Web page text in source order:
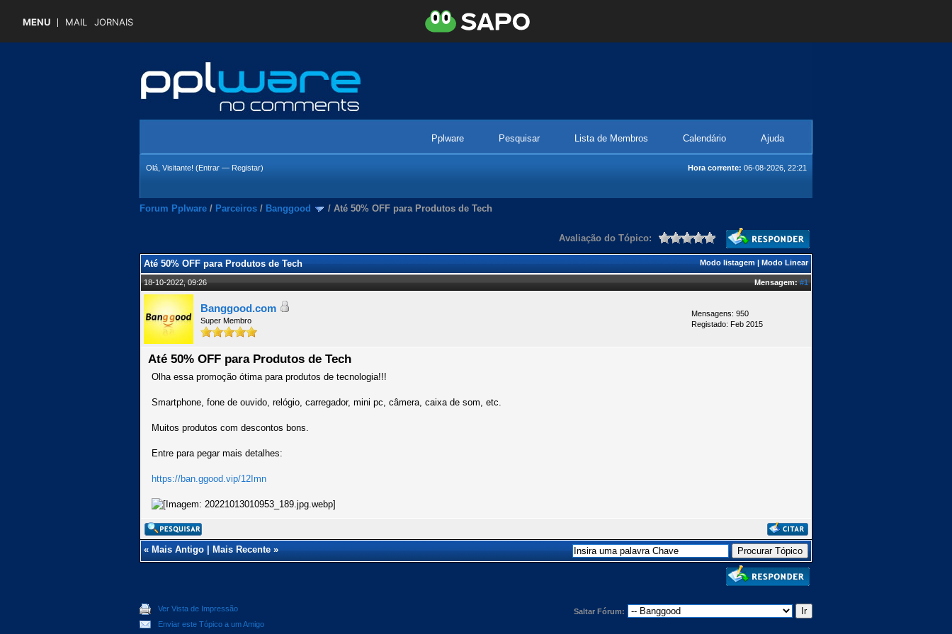
MENU MAIL JORNAIS
Pplware Pesquisar Lista de Membros Calendário Ajuda
Hora corrente: 06-08-2026, 22:21
Olá, Visitante! (Entrar — Registar)
Forum Pplware / Parceiros / Banggood / Até 50% OFF para Produtos de Tech
Avaliação do Tópico:
Modo listagem | Modo Linear
Até 50% OFF para Produtos de Tech
18-10-2022, 09:26 Mensagem:#1
Banggood.com
Super Membro
Mensagens: 950
Registado: Feb 2015
Até 50% OFF para Produtos de Tech
Olha essa promoção ótima para produtos de tecnologia!!!
Smartphone, fone de ouvido, relógio, carregador, mini pc, câmera, caixa de som, etc.
Muitos produtos com descontos bons.
Entre para pegar mais detalhes:
https://ban.ggood.vip/12Imn
«Mais Antigo|Mais Recente»
Ver Vista de Impressão
Enviar este Tópico a um Amigo
Saltar Fórum: